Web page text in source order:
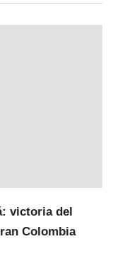
victoria del
Colombia